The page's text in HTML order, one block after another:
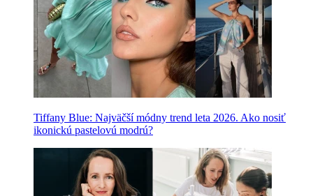
Tiffany Blue: Najväčší módny trend leta 2026. Ako nosiť
ikonickú pastelovú modrú?